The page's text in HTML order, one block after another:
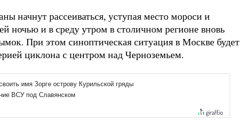
начнут рассеиваться, уступая место мороси и
и в среду утром в столичном регионе вновь
При этом синоптическая ситуация в Москве будет
циклона с центром над Черноземьем.